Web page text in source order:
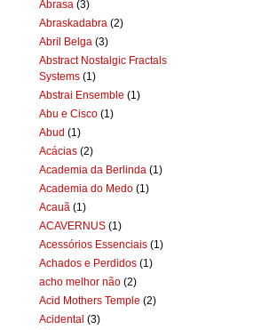
Àbrasa (3)
Abraskadabra (2)
Abril Belga (3)
Abstract Nostalgic Fractals
Systems (1)
Abstrai Ensemble (1)
Abu e Cisco (1)
Abud (1)
Acácias (2)
Academia da Berlinda (1)
Academia do Medo (1)
Acauã (1)
ACAVERNUS (1)
Acessórios Essenciais (1)
Achados e Perdidos (1)
acho melhor não (2)
Acid Mothers Temple (2)
Acidental (3)